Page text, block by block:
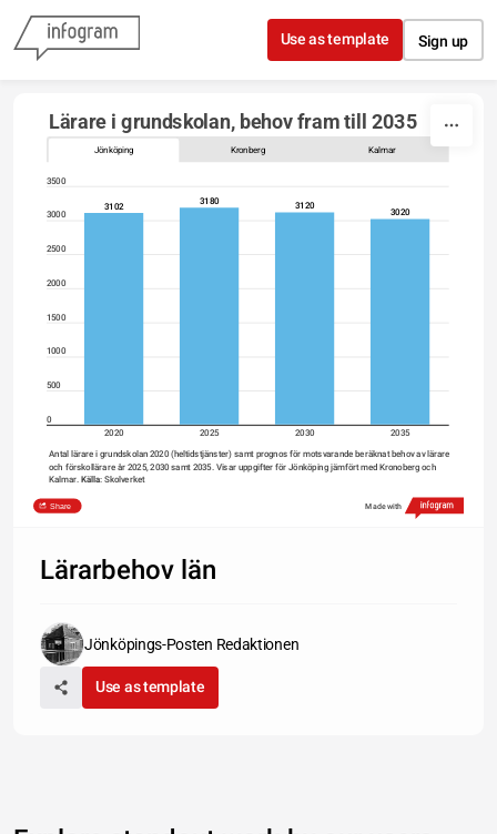
Skip to content
Use as template Sign up
Lärare i grundskolan, behov fram till 2035
Jönköping Kronberg Kalmar
3500
3000
2500
2000
1500
1000
500
0
2020
2025 2030 2035
3102
3180 3120
3020
Antal lärare i grundskolan 2020 (heltidstjänster) samt prognos för motsvarande beräknat behov av lärare
och förskollärare år 2025, 2030 samt 2035. Visar uppgifter för Jönköping jämfört med Kronoberg och
Kalmar. Källa: Skolverket
Share Made with
Lärarbehov län
Jönköpings-Posten Redaktionen
Use as template